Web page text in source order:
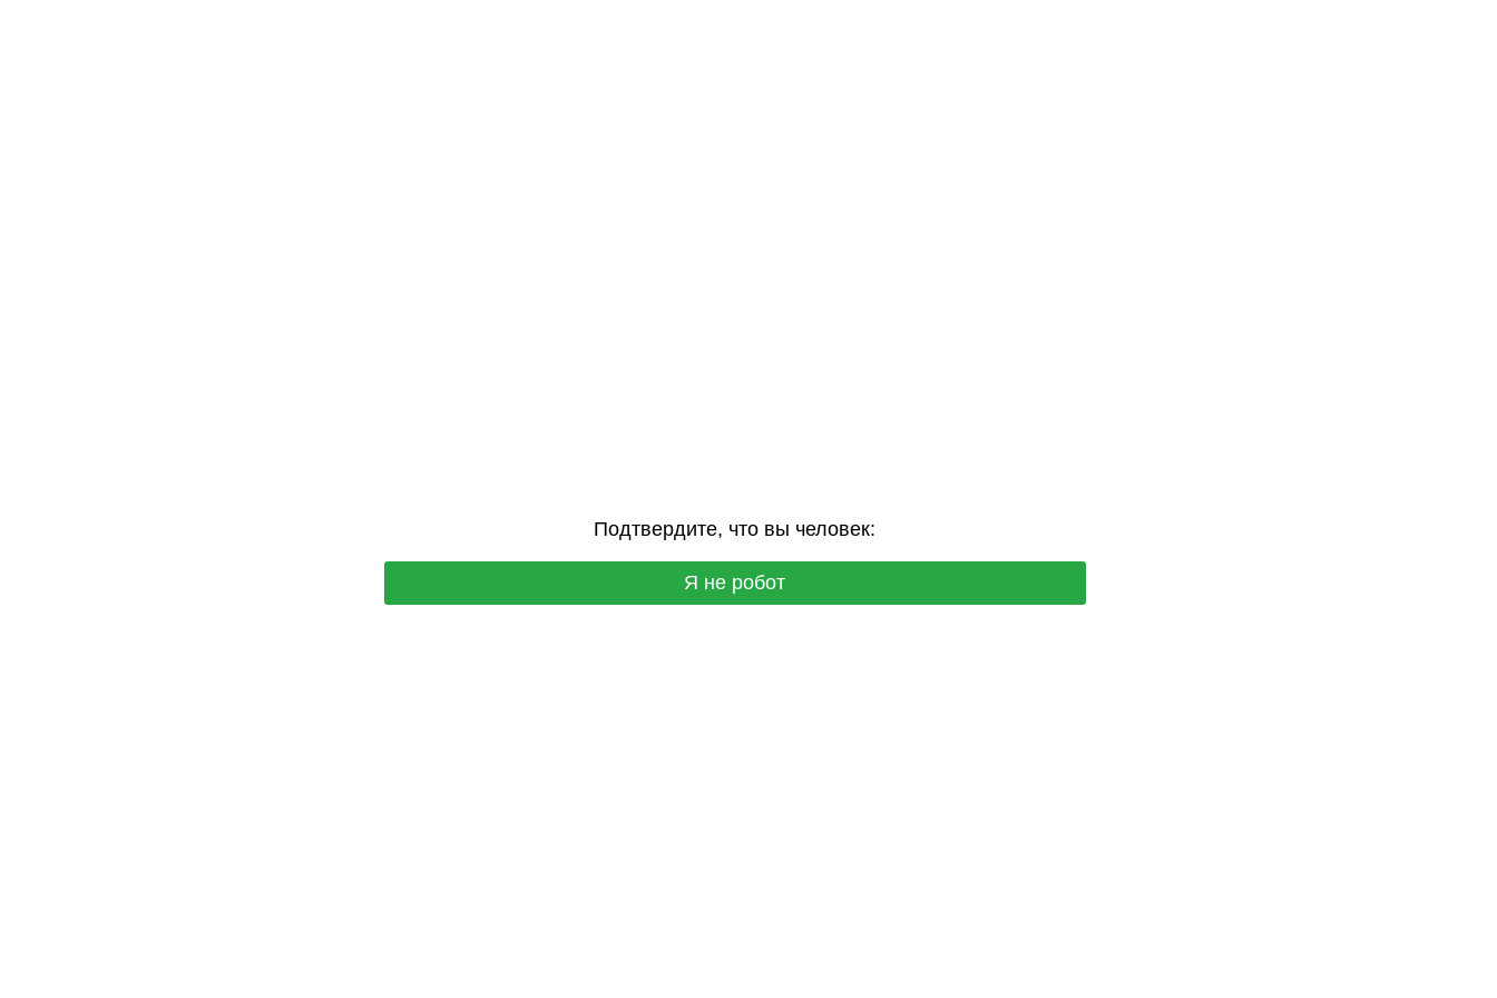
Подтвердите, что вы человек:
Я не робот